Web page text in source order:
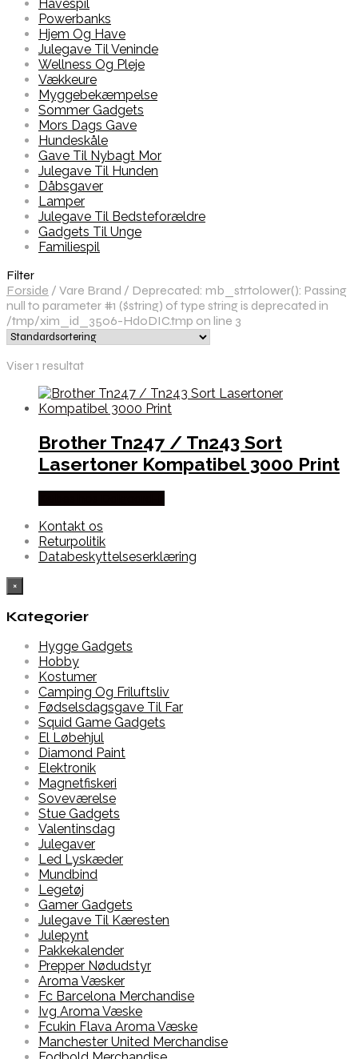
Havespil
Powerbanks
Hjem Og Have
Julegave Til Veninde
Wellness Og Pleje
Vækkeure
Myggebekæmpelse
Sommer Gadgets
Mors Dags Gave
Hundeskåle
Gave Til Nybagt Mor
Julegave Til Hunden
Dåbsgaver
Lamper
Julegave Til Bedsteforældre
Gadgets Til Unge
Familiespil
Filter
Forside / Vare Brand / Deprecated: mb_strtolower(): Passing
null to parameter #1 ($string) of type string is deprecated in
/tmp/xim_id_3506-Hd0DIC.tmp on line 3
Viser 1 resultat
Brother Tn247 / Tn243 Sort
Lasertoner Kompatibel 3000 Print
Kontakt os
Returpolitik
Databeskyttelseserklæring
×
Kategorier
Hygge Gadgets
Hobby
Kostumer
Camping Og Friluftsliv
Fødselsdagsgave Til Far
Squid Game Gadgets
El Løbehjul
Diamond Paint
Elektronik
Magnetfiskeri
Soveværelse
Stue Gadgets
Valentinsdag
Julegaver
Led Lyskæder
Mundbind
Legetøj
Gamer Gadgets
Julegave Til Kæresten
Julepynt
Pakkekalender
Prepper Nødudstyr
Aroma Væsker
Fc Barcelona Merchandise
Ivg Aroma Væske
Fcukin Flava Aroma Væske
Manchester United Merchandise